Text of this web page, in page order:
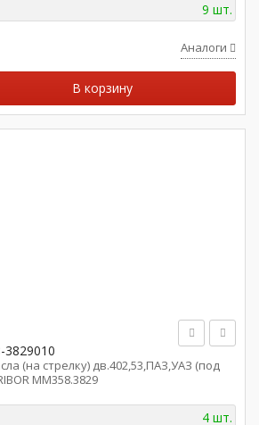
9 шт.
Аналоги
В корзину
3829010
(на стрелку) дв.402,53,ПАЗ,УАЗ (под
ММ358.3829
4 шт.